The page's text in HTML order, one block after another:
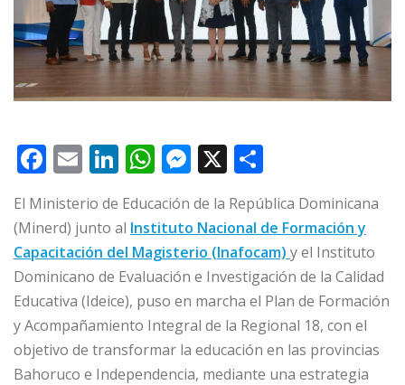
F
a
c
e
b
o
o
k
E
m
ai
l
Li
n
k
e
dI
n
W
h
at
s
A
p
p
M
e
ss
e
n
g
e
r
X
o
m
p
ar
ti
r
El Ministerio de Educación de la República Dominicana
(Minerd) junto al Instituto Nacional de Formación y
Capacitación del Magisterio (Inafocam) y el Instituto
Dominicano de Evaluación e Investigación de la Calidad
Educativa (Ideice), puso en marcha el Plan de Formación
y Acompañamiento Integral de la Regional 18, con el
objetivo de transformar la educación en las provincias
Bahoruco e Independencia, mediante una estrategia